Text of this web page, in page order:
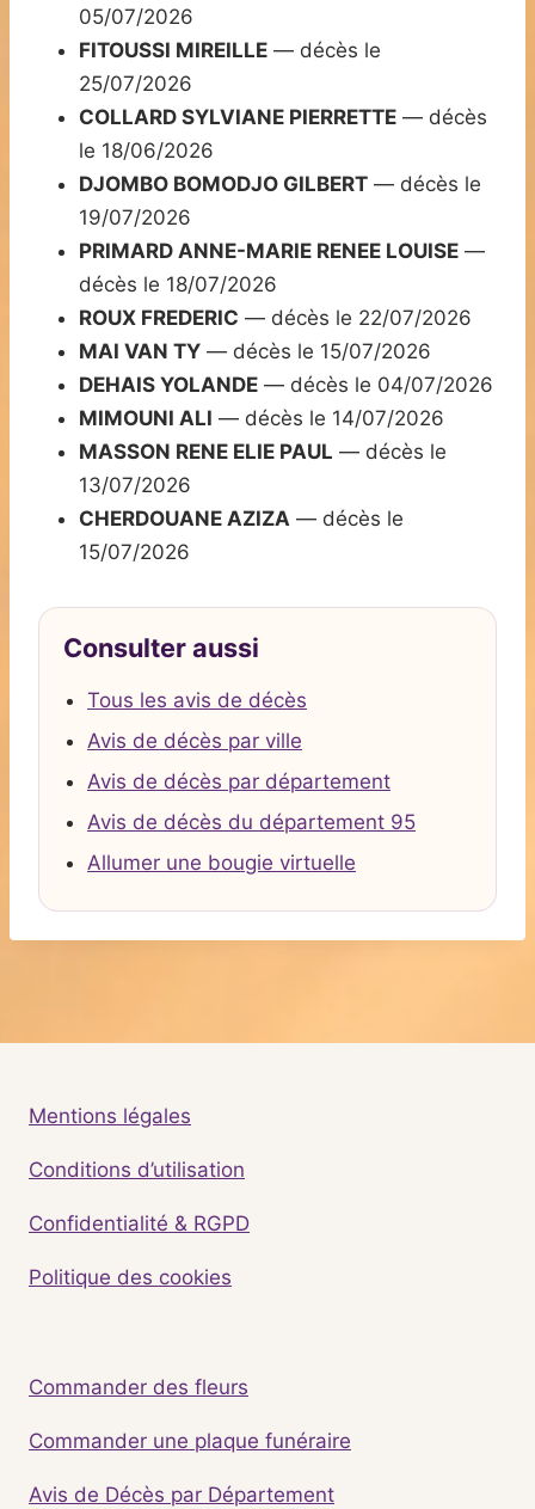
05/07/2026
FITOUSSI MIREILLE — décès le
25/07/2026
COLLARD SYLVIANE PIERRETTE — décès
le 18/06/2026
DJOMBO BOMODJO GILBERT — décès le
19/07/2026
PRIMARD ANNE-MARIE RENEE LOUISE —
décès le 18/07/2026
ROUX FREDERIC — décès le 22/07/2026
MAI VAN TY — décès le 15/07/2026
DEHAIS YOLANDE — décès le 04/07/2026
MIMOUNI ALI — décès le 14/07/2026
MASSON RENE ELIE PAUL — décès le
13/07/2026
CHERDOUANE AZIZA — décès le
15/07/2026
Consulter aussi
Tous les avis de décès
Avis de décès par ville
Avis de décès par département
Avis de décès du département 95
Allumer une bougie virtuelle
Mentions légales
Conditions d’utilisation
Confidentialité & RGPD
Politique des cookies
Commander des fleurs
Commander une plaque funéraire
Avis de Décès par Département